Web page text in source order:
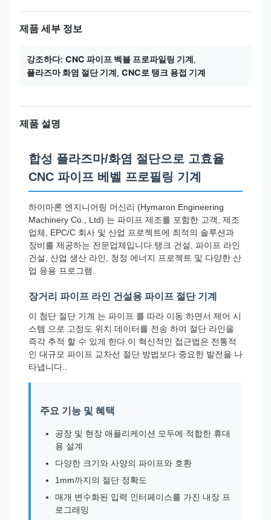
제품 세부 정보
강조하다: CNC 파이프 벡블 프로파일링 기계,
플라즈마 화염 절단 기계, CNC로 탱크 용접 기계
제품 설명
합성 플라즈마/화염 절단으로 고효율
CNC 파이프 베벨 프로필링 기계
하이마론 엔지니어링 머신리 (Hymaron Engineering
Machinery Co., Ltd) 는 파이프 제조를 포함한 고객, 제조
업체, EPC/C 회사 및 산업 프로젝트에 최적의 솔루션과
장비를 제공하는 전문업체입니다.탱크 건설, 파이프 라인
건설, 산업 생산 라인, 청정 에너지 프로젝트 및 다양한 산
업 응용 프로그램.
장거리 파이프 라인 건설용 파이프 절단 기계
이 첨단 절단 기계 는 파이프 를 따라 이동 하면서 제어 시
스템 으로 고정도 위치 데이터를 전송 하여 절단 라인을
즉각 추적 할 수 있게 한다.이 혁신적인 접근법은 전통적
인 대규모 파이프 교차선 절단 방법보다 중요한 발전을 나
타냅니다..
주요 기능 및 혜택
공장 및 현장 애플리케이션 모두에 적합한 휴대
용 설계
다양한 크기와 사양의 파이프와 호환
1mm까지의 절단 정확도
매개 변수화된 입력 인터페이스를 가진 내장 프
로그래밍